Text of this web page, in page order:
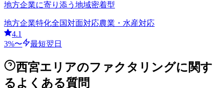
地方企業に寄り添う地域密着型
地方企業特化全国対面対応農業・水産対応
4.1
3%〜 最短翌日
西宮エリアのファクタリングに関す
るよくある質問